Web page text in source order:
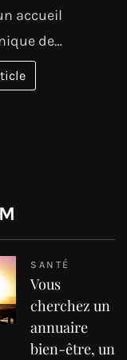
accueil
de…
SANTÉ
Vous
cherchez un
annuaire
bien-être, un